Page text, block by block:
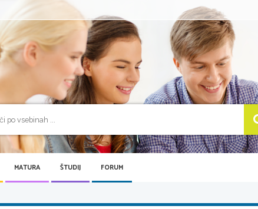
MATURA ŠTUDIJ FORUM